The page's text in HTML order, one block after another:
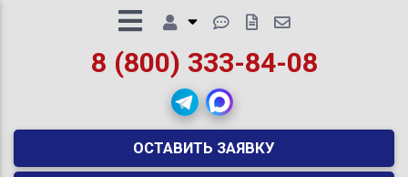
8 (800) 333-84-08
ОСТАВИТЬ ЗАЯВКУ